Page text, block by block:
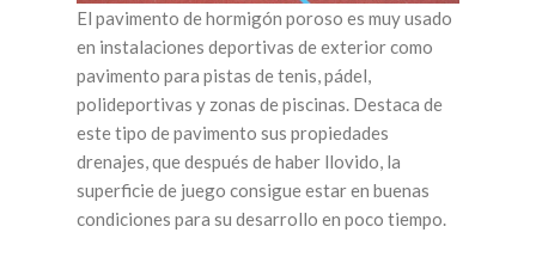
El pavimento de hormigón poroso es muy usado
en instalaciones deportivas de exterior como
pavimento para pistas de tenis, pádel,
polideportivas y zonas de piscinas. Destaca de
este tipo de pavimento sus propiedades
drenajes, que después de haber llovido, la
superficie de juego consigue estar en buenas
condiciones para su desarrollo en poco tiempo.